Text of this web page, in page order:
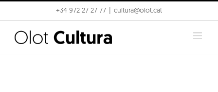
to
content
+34 972 27 27 77 cultura@olot.cat